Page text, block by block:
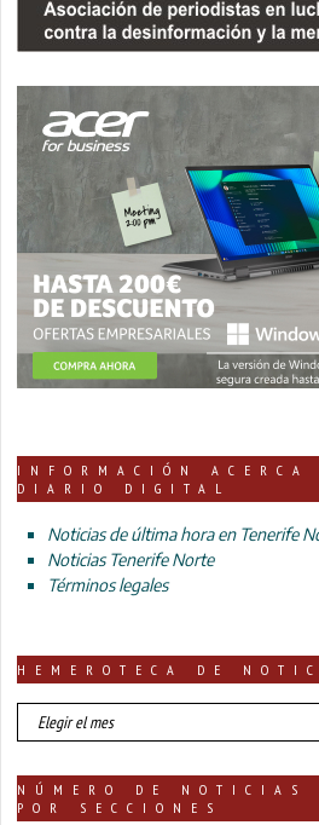
INFORMACIÓN ACERCA
DIARIO DIGITAL
Noticias de última hora en Tenerife
Noticias Tenerife Norte
Términos legales
HEMEROTECA DE
HEMEROTECA
DE
NÚMERO DE NOTICIAS
POR SECCIONES